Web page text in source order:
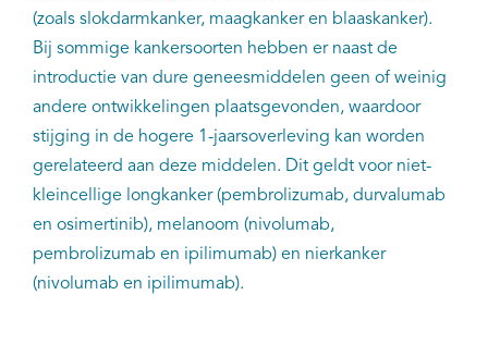
(zoals slokdarmkanker, maagkanker en blaaskanker).
Bij sommige kankersoorten hebben er naast de
introductie van dure geneesmiddelen geen of weinig
andere ontwikkelingen plaatsgevonden, waardoor
stijging in de hogere 1-jaarsoverleving kan worden
gerelateerd aan deze middelen. Dit geldt voor niet-
kleincellige longkanker (pembrolizumab, durvalumab
en osimertinib), melanoom (nivolumab,
pembrolizumab en ipilimumab) en nierkanker
(nivolumab en ipilimumab).